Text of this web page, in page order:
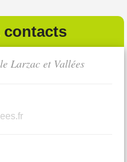
contacts
Larzac et Vallées